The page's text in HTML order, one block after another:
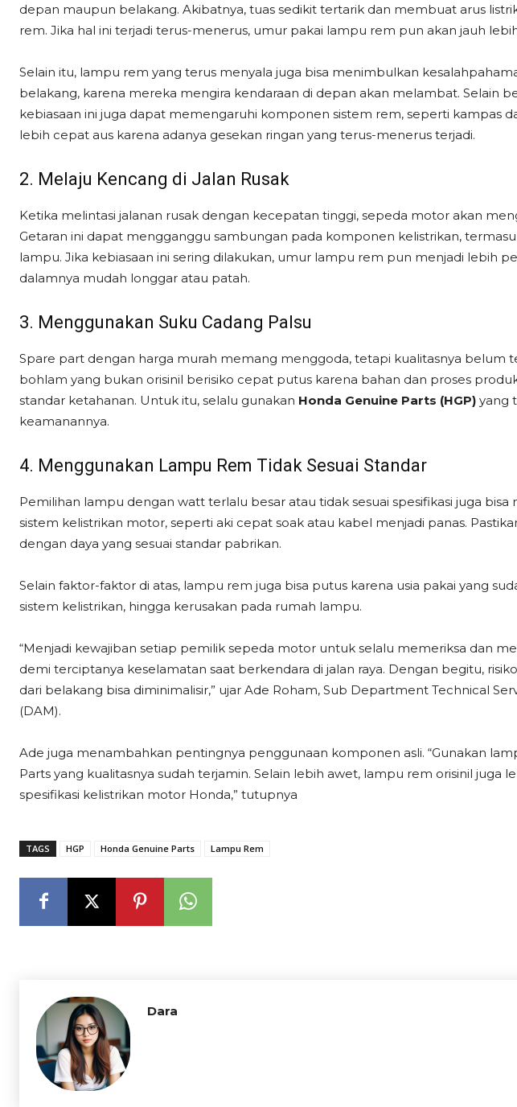
depan maupun belakang. Akibatnya, tuas sedikit tertarik dan membuat arus
rem. Jika hal ini terjadi terus-menerus, umur pakai lampu rem pun akan jauh
Selain itu, lampu rem yang terus menyala juga bisa menimbulkan
belakang, karena mereka mengira kendaraan di depan akan melambat. Selain
kebiasaan ini juga dapat memengaruhi komponen sistem rem, seperti kampas
lebih cepat aus karena adanya gesekan ringan yang terus-menerus terjadi.
2. Melaju Kencang di Jalan Rusak
Ketika melintasi jalanan rusak dengan kecepatan tinggi, sepeda motor akan
Getaran ini dapat mengganggu sambungan pada komponen kelistrikan,
lampu. Jika kebiasaan ini sering dilakukan, umur lampu rem pun menjadi lebih
dalamnya mudah longgar atau patah.
3. Menggunakan Suku Cadang Palsu
Spare part dengan harga murah memang menggoda, tetapi kualitasnya belum
bohlam yang bukan orisinil berisiko cepat putus karena bahan dan proses
standar ketahanan. Untuk itu, selalu gunakan Honda Genuine Parts (HGP) yang
keamanannya.
4. Menggunakan Lampu Rem Tidak Sesuai Standar
Pemilihan lampu dengan watt terlalu besar atau tidak sesuai spesifikasi juga
sistem kelistrikan motor, seperti aki cepat soak atau kabel menjadi panas.
dengan daya yang sesuai standar pabrikan.
Selain faktor-faktor di atas, lampu rem juga bisa putus karena usia pakai yang
sistem kelistrikan, hingga kerusakan pada rumah lampu.
“Menjadi kewajiban setiap pemilik sepeda motor untuk selalu memeriksa dan
demi terciptanya keselamatan saat berkendara di jalan raya. Dengan begitu,
dari belakang bisa diminimalisir,” ujar Ade Roham, Sub Department Technical
(DAM).
Ade juga menambahkan pentingnya penggunaan komponen asli. “Gunakan
Parts yang kualitasnya sudah terjamin. Selain lebih awet, lampu rem orisinil juga
spesifikasi kelistrikan motor Honda,” tutupnya
TAGS HGP Honda Genuine Parts Lampu Rem
Dara